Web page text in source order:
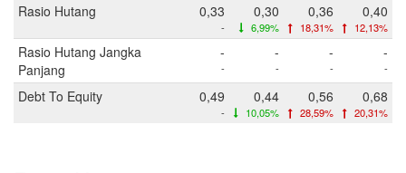
Rasio Hutang
0,33
-
0,30
6,99%
0,36
18,31%
0,40
12,13%
Rasio Hutang Jangka
Panjang
-
-
-
-
-
-
-
-
Debt To Equity 0,49
-
0,44
10,05%
0,56
28,59%
0,68
20,31%